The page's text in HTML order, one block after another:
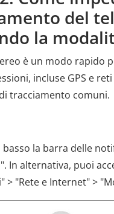
del
la
è un modo rapido
incluse GPS e
tracciamento comuni.
la barra delle
In alternativa, puoi
> "Rete e Internet" >